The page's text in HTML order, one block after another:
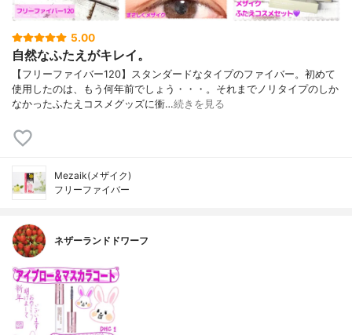
5.00
自然なふたえがキレイ。
【フリーファイバー120】スタンダードなタイプのファイバー。初めて
使用したのは、もう何年前でしょう・・・。それまでノリタイプのしか
なかったふたえコスメグッズに衝…続きを見る
Mezaik(メザイク)
フリーファイバー
ネザーランドドワーフ